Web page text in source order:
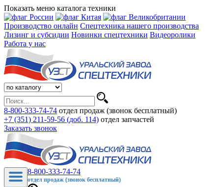
Показать меню каталога техники
Производство онлайн Спецтехника нашего производства
Лизинг и субсидии Новинки спецтехники Видеоролики
Работа у нас
8-800-333-74-74 отдел продаж (звонок бесплатный)
+7 (351) 211-59-56 (доб. 114) отдел запчастей
Заказать звонок
8-800-333-74-74
отдел продаж (звонок бесплатный)